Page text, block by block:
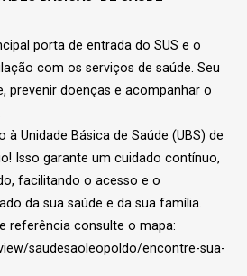
porta de entrada do SUS e o
com os serviços de saúde. Seu
prevenir doenças e acompanhar o
à Unidade Básica de Saúde (UBS) de
Isso garante um cuidado contínuo,
facilitando o acesso e o
da sua saúde e da sua família.
referência consulte o mapa:
saudesaoleopoldo/encontre-sua-